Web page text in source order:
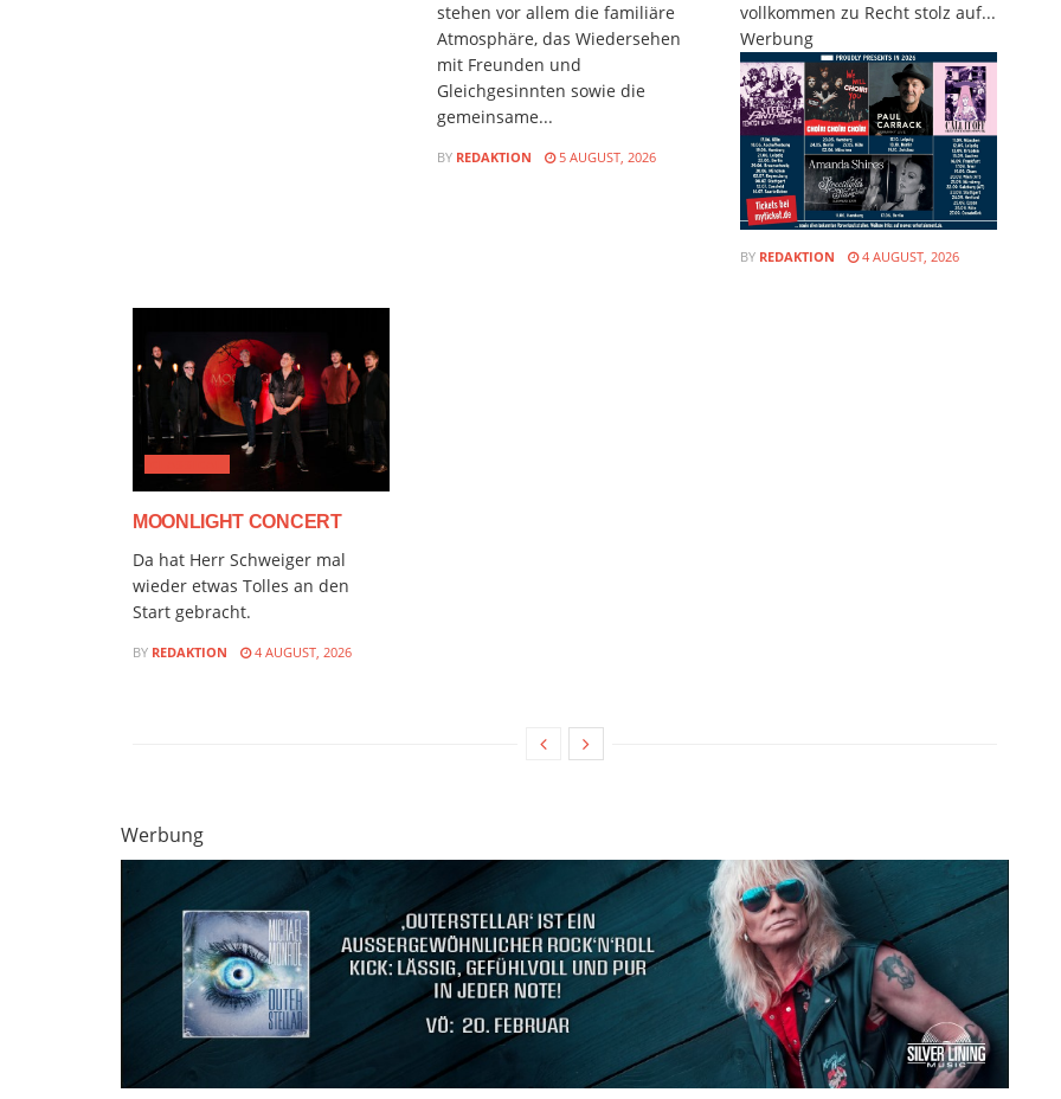
stehen vor allem die familiäre
Atmosphäre, das Wiedersehen
mit Freunden und
Gleichgesinnten sowie die
gemeinsame...
BY REDAKTION 5 AUGUST, 2026
vollkommen zu Recht stolz auf...
Werbung
BY REDAKTION 4 AUGUST, 2026
MOONLIGHT CONCERT
Da hat Herr Schweiger mal
wieder etwas Tolles an den
Start gebracht.
BY REDAKTION 4 AUGUST, 2026
Werbung